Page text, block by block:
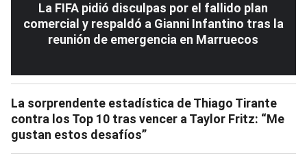
La FIFA pidió disculpas por el fallido plan
comercial y respaldó a Gianni Infantino tras la
reunión de emergencia en Marruecos
La sorprendente estadística de Thiago Tirante
contra los Top 10 tras vencer a Taylor Fritz: “Me
gustan estos desafíos”